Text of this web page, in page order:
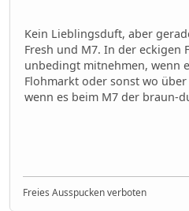
Kein Lieblingsduft, aber
Fresh und M7. In der eckigen
unbedingt mitnehmen, wenn
Flohmarkt oder sonst wo
wenn es beim M7 der braun-
Freies Ausspucken verboten